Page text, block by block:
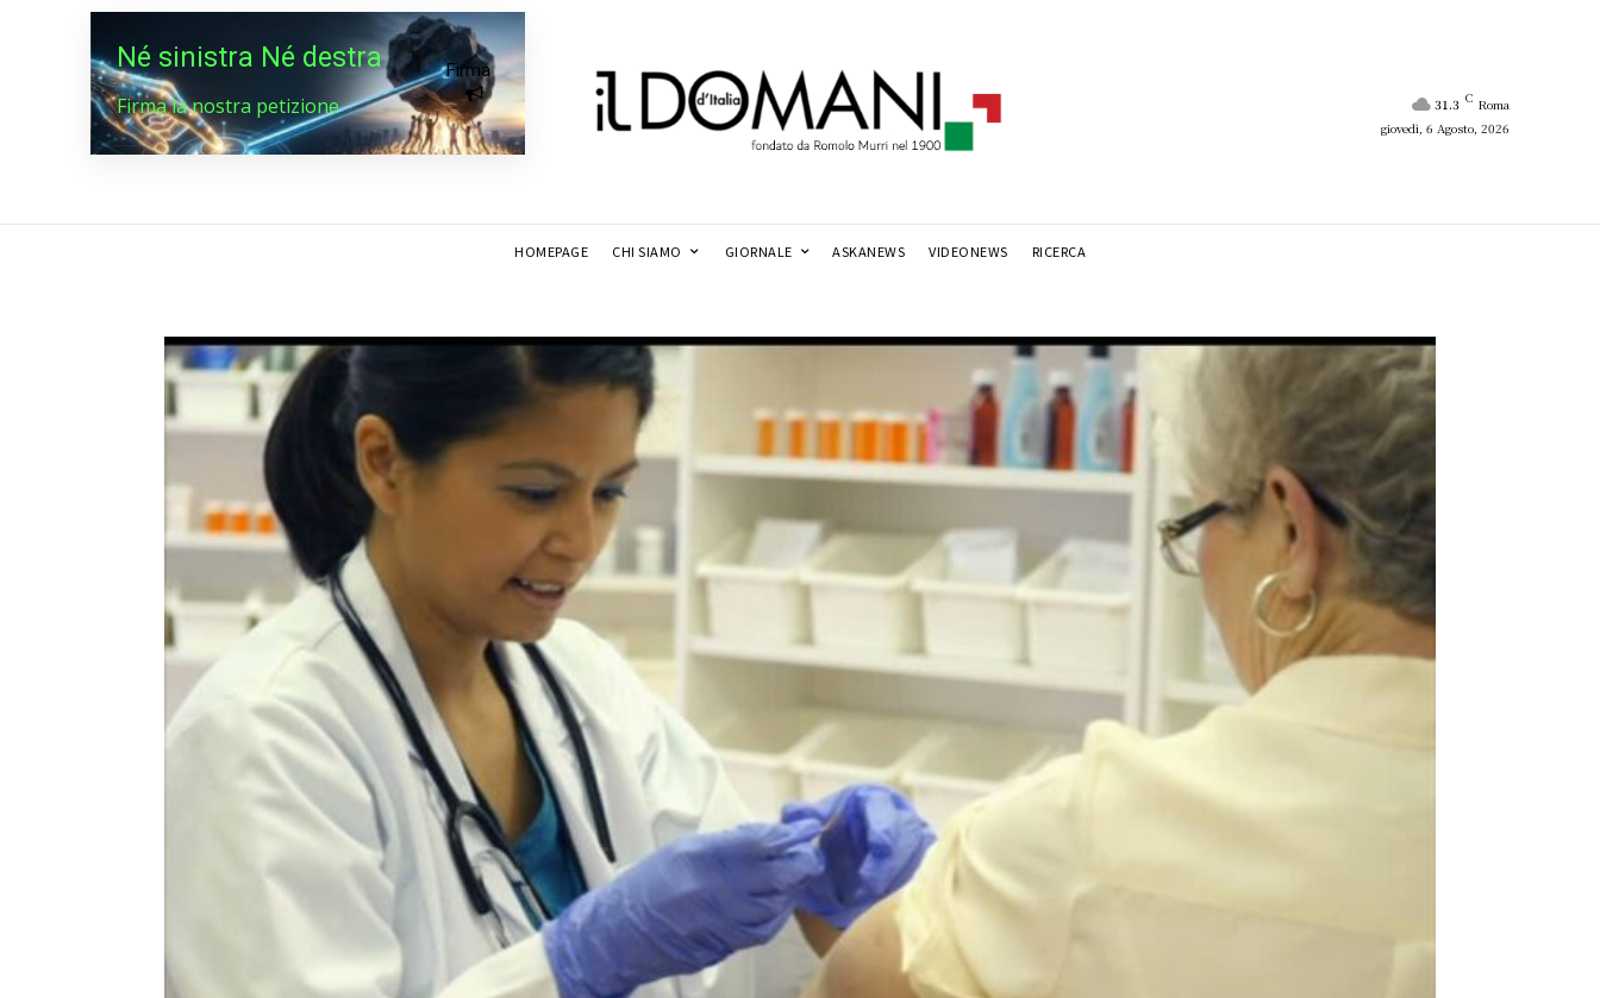
Né sinistra Né destra
Firma la nostra petizione
Firma
31.3 C Roma
giovedì, 6 Agosto, 2026
HOMEPAGE CHI SIAMO GIORNALE ASKANEWS VIDEONEWS RICERCA